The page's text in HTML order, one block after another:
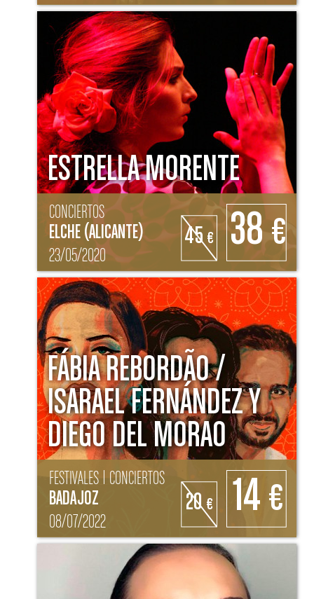
ESTRELLA MORENTE
CONCIERTOS
ELCHE (ALICANTE)
23/05/2020
45€ 38 €
FÁBIA REBORDÃO /
ISARAEL FERNÁNDEZ Y
DIEGO DEL MORAO
FESTIVALES | CONCIERTOS
BADAJOZ
08/07/2022
20€ 14 €